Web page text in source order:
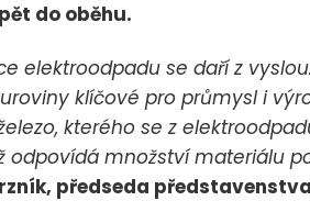
do oběhu.
elektroodpadu se daří z
klíčové pro průmysl i
kterého se z
odpovídá množství materiálu
předseda představenstva